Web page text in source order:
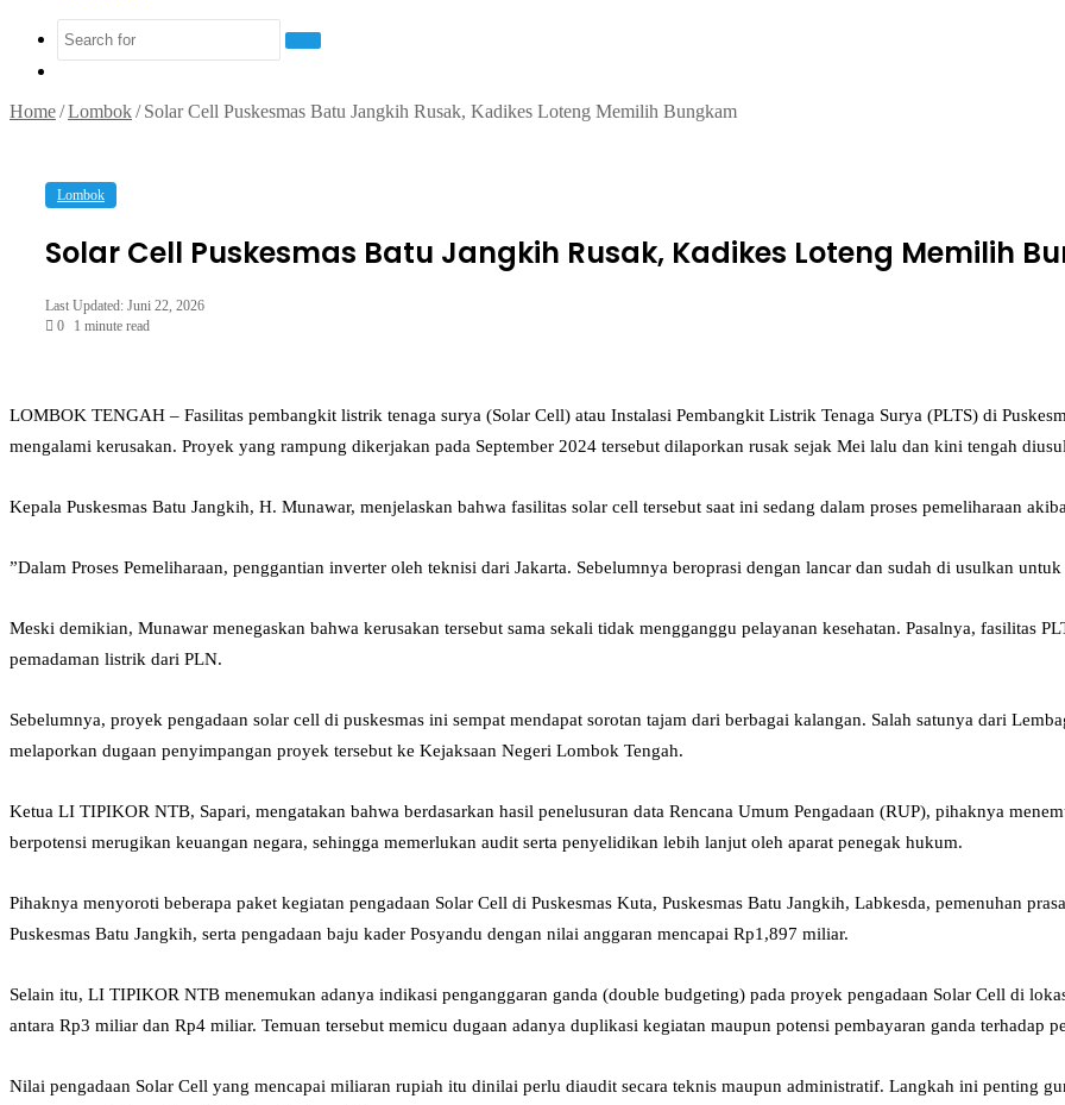
Search
Home/Lombok/ Solar Cell Puskesmas Batu Jangkih Rusak, Kadikes Loteng Memilih Bungkam
Lombok
Solar Cell Puskesmas Batu Jangkih Rusak, Kadikes Loteng Memilih
Last Updated: Juni 22, 2026
0
1 minute read
LOMBOK TENGAH – Fasilitas pembangkit listrik tenaga surya (Solar Cell) atau Instalasi Pembangkit Listrik Tenaga Surya (PLTS) di
mengalami kerusakan. Proyek yang rampung dikerjakan pada September 2024 tersebut dilaporkan rusak sejak Mei lalu dan kini tengah
​Kepala Puskesmas Batu Jangkih, H. Munawar, menjelaskan bahwa fasilitas solar cell tersebut saat ini sedang dalam proses pemeliharaan
​”Dalam Proses Pemeliharaan, penggantian inverter oleh teknisi dari Jakarta. Sebelumnya beroprasi dengan lancar dan sudah di usulkan
​Meski demikian, Munawar menegaskan bahwa kerusakan tersebut sama sekali tidak mengganggu pelayanan kesehatan. Pasalnya, fasilitas
pemadaman listrik dari PLN.
​Sebelumnya, proyek pengadaan solar cell di puskesmas ini sempat mendapat sorotan tajam dari berbagai kalangan. Salah satunya dari
melaporkan dugaan penyimpangan proyek tersebut ke Kejaksaan Negeri Lombok Tengah.
​Ketua LI TIPIKOR NTB, Sapari, mengatakan bahwa berdasarkan hasil penelusuran data Rencana Umum Pengadaan (RUP), pihaknya
berpotensi merugikan keuangan negara, sehingga memerlukan audit serta penyelidikan lebih lanjut oleh aparat penegak hukum.
​Pihaknya menyoroti beberapa paket kegiatan pengadaan Solar Cell di Puskesmas Kuta, Puskesmas Batu Jangkih, Labkesda, pemenuhan
Puskesmas Batu Jangkih, serta pengadaan baju kader Posyandu dengan nilai anggaran mencapai Rp1,897 miliar.
​Selain itu, LI TIPIKOR NTB menemukan adanya indikasi penganggaran ganda (double budgeting) pada proyek pengadaan Solar Cell di
antara Rp3 miliar dan Rp4 miliar. Temuan tersebut memicu dugaan adanya duplikasi kegiatan maupun potensi pembayaran ganda terhadap
​Nilai pengadaan Solar Cell yang mencapai miliaran rupiah itu dinilai perlu diaudit secara teknis maupun administratif. Langkah ini penting